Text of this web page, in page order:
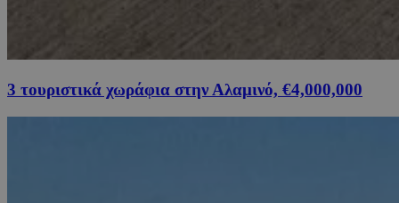
3 τουριστικά χωράφια στην Αλαμινό, €4,000,000